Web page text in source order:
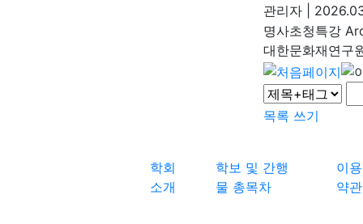
관리자
명사초청특강
대한문화재연구
목록 쓰기
학회
소개
학보 및 간행
물 총목차
이용
약관